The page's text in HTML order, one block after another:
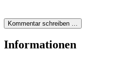
Kommentar schreiben …
Informationen